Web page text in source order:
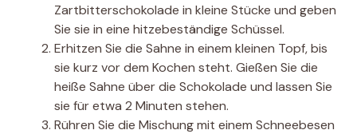
Zartbitterschokolade in kleine Stücke und geben
Sie sie in eine hitzebeständige Schüssel.
Erhitzen Sie die Sahne in einem kleinen Topf, bis
sie kurz vor dem Kochen steht. Gießen Sie die
heiße Sahne über die Schokolade und lassen Sie
sie für etwa 2 Minuten stehen.
Rühren Sie die Mischung mit einem Schneebesen